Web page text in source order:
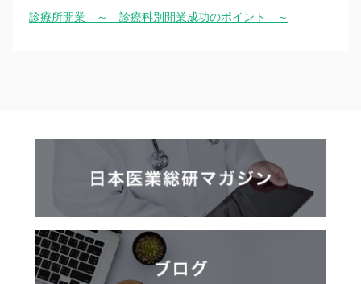
診療所開業 ～ 診療科別開業成功のポイント ～